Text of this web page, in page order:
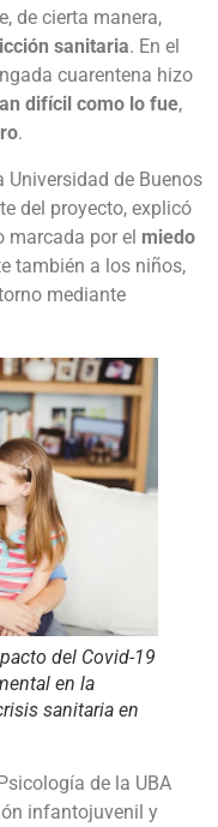
de cierta manera,
sanitaria. En el
cuarentena hizo
difícil como lo fue,
.
Universidad de Buenos
del proyecto, explicó
marcada por el miedo
también a los niños,
mediante
del Covid-19
en la
sanitaria en
de la UBA
infantojuvenil y